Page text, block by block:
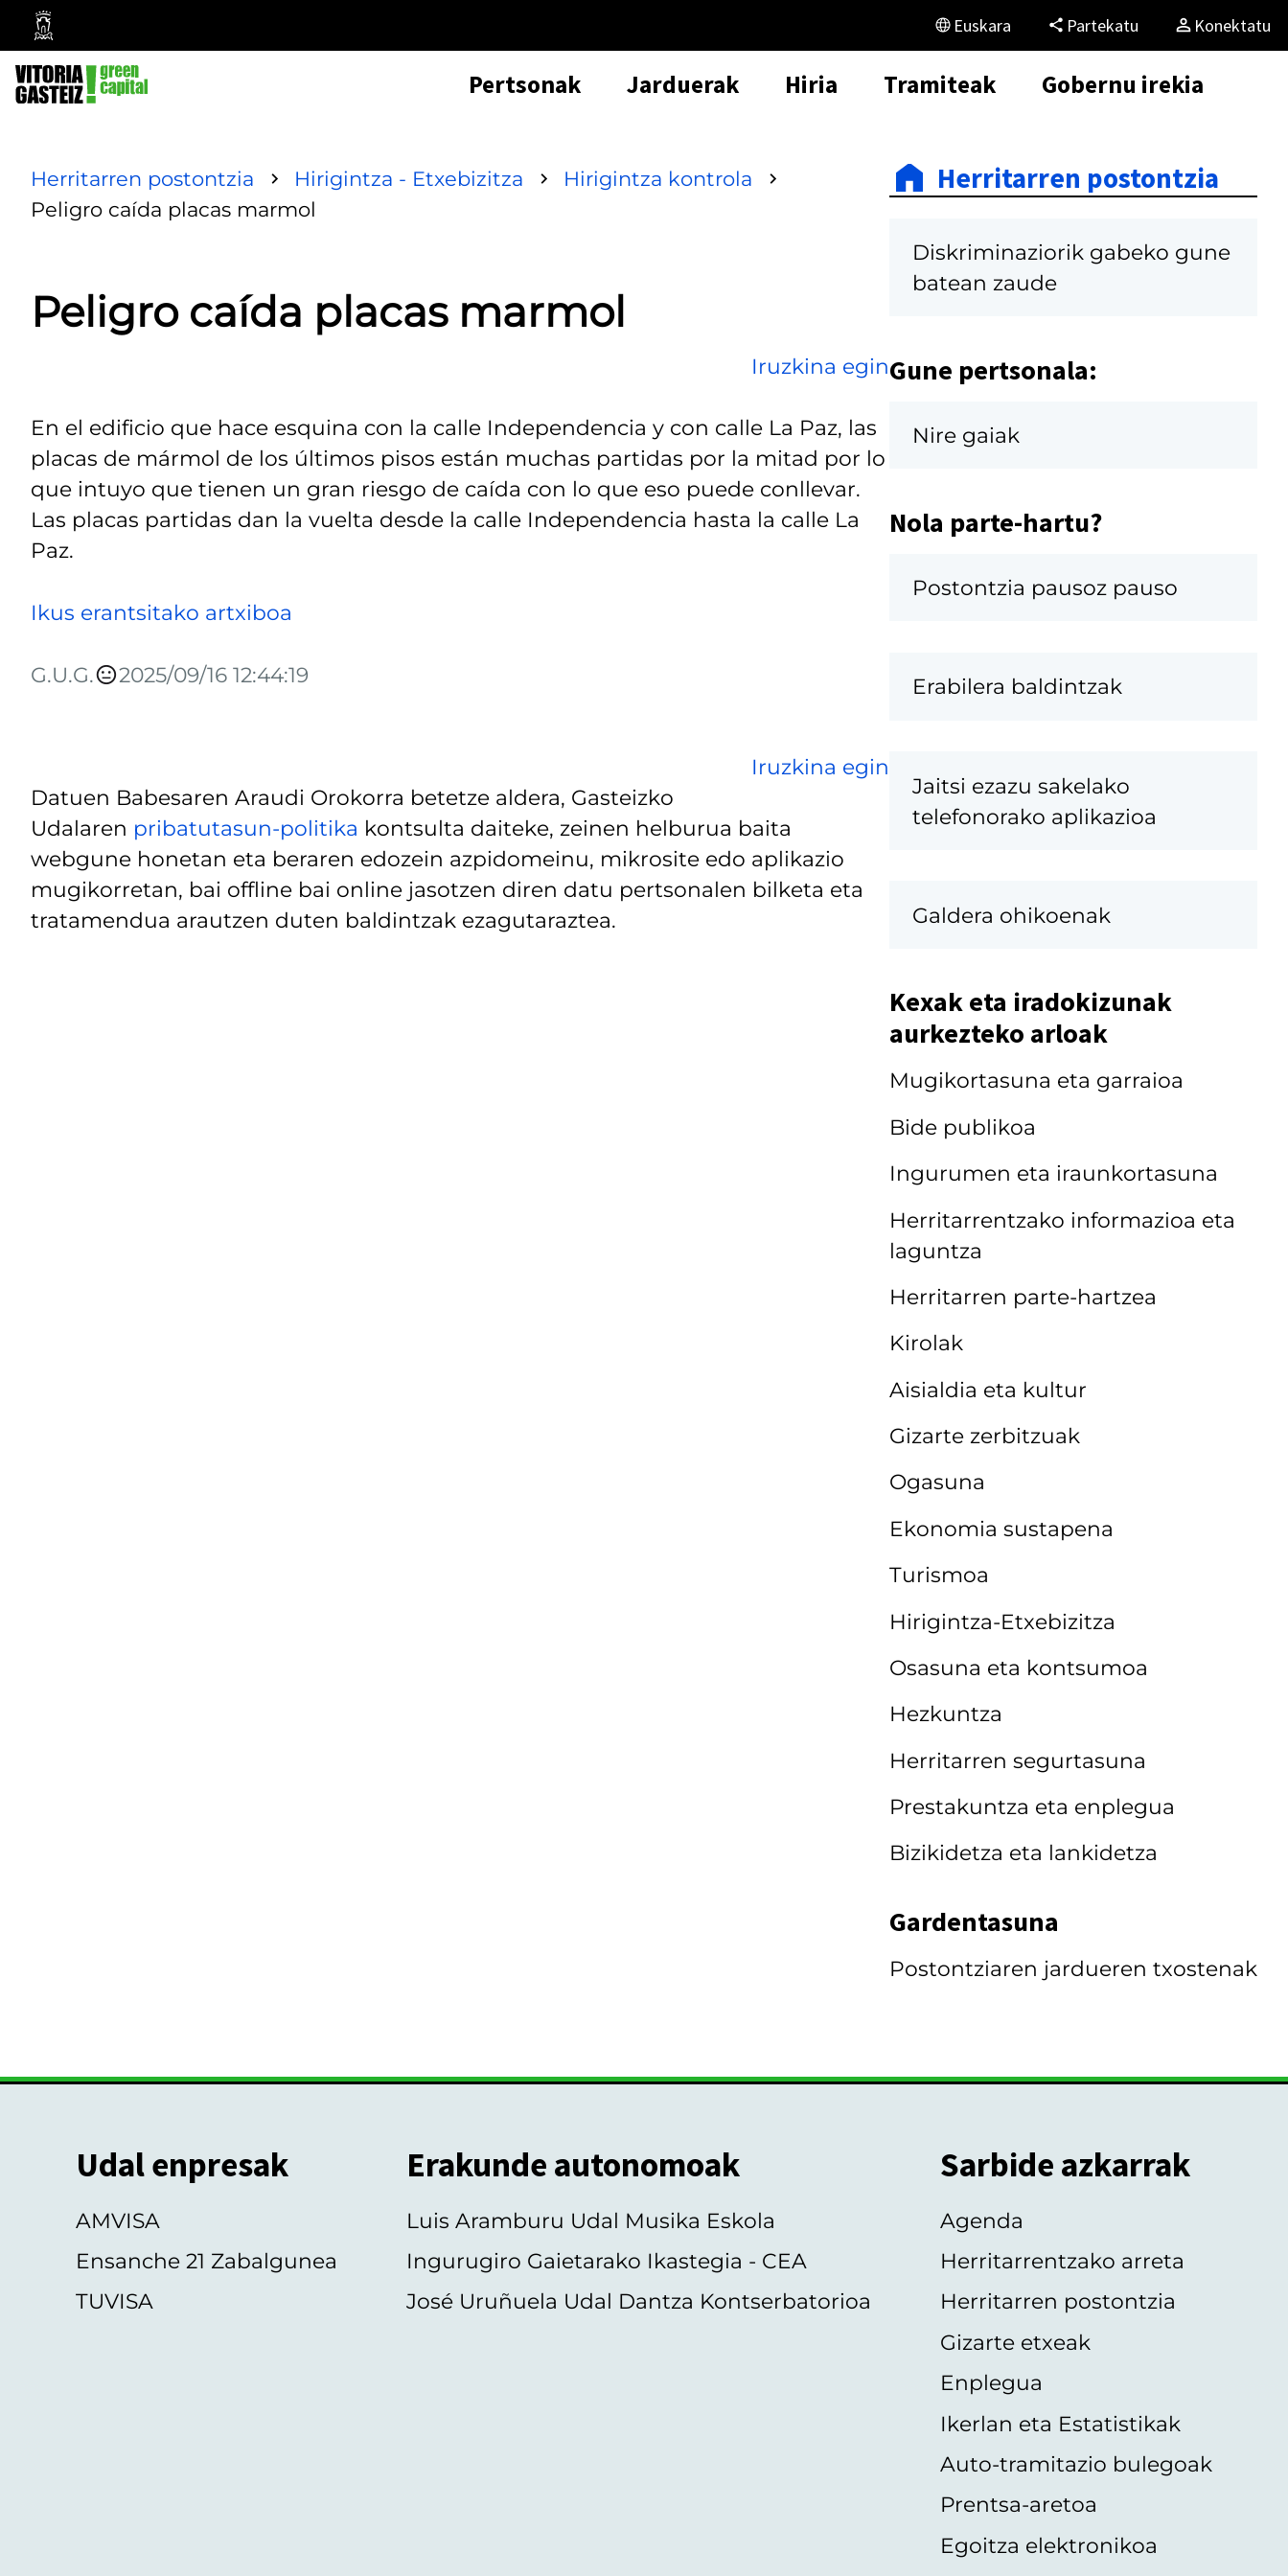
Vitoria-
Gasteizko
Udala
Euskara Partekatu Konektatu
Pertsonak Jarduerak Hiria Tramiteak Gobernu irekia
Herritarren postontzia Hirigintza - Etxebizitza
Hirigintza kontrola
Peligro caída placas marmol
Peligro caída placas marmol
Iruzkina egin
En el edificio que hace esquina con la calle Independencia y con calle La Paz, las
placas de mármol de los últimos pisos están muchas partidas por la mitad por lo
que intuyo que tienen un gran riesgo de caída con lo que eso puede conllevar.
Las placas partidas dan la vuelta desde la calle Independencia hasta la calle La
Paz.
Ikus erantsitako artxiboa
G.U.G. 2025/09/16 12:44:19
Iruzkina egin
Datuen Babesaren Araudi Orokorra betetze aldera, Gasteizko
Udalaren pribatutasun-politika kontsulta daiteke, zeinen helburua baita
webgune honetan eta beraren edozein azpidomeinu, mikrosite edo aplikazio
mugikorretan, bai offline bai online jasotzen diren datu pertsonalen bilketa eta
tratamendua arautzen duten baldintzak ezagutaraztea.
Herritarren postontzia
Diskriminaziorik gabeko gune
batean zaude
Gune pertsonala:
Nire gaiak
Nola parte-hartu?
Postontzia pausoz pauso
Erabilera baldintzak
Jaitsi ezazu sakelako
telefonorako aplikazioa
Galdera ohikoenak
Kexak eta iradokizunak
aurkezteko arloak
Mugikortasuna eta garraioa
Bide publikoa
Ingurumen eta iraunkortasuna
Herritarrentzako informazioa eta
laguntza
Herritarren parte-hartzea
Kirolak
Aisialdia eta kultur
Gizarte zerbitzuak
Ogasuna
Ekonomia sustapena
Turismoa
Hirigintza-Etxebizitza
Osasuna eta kontsumoa
Hezkuntza
Herritarren segurtasuna
Prestakuntza eta enplegua
Bizikidetza eta lankidetza
Gardentasuna
Postontziaren jardueren txostenak
Udal enpresak
AMVISA
Ensanche 21 Zabalgunea
TUVISA
Erakunde autonomoak
Luis Aramburu Udal Musika Eskola
Ingurugiro Gaietarako Ikastegia - CEA
José Uruñuela Udal Dantza Kontserbatorioa
Sarbide azkarrak
Agenda
Herritarrentzako arreta
Herritarren postontzia
Gizarte etxeak
Enplegua
Ikerlan eta Estatistikak
Auto-tramitazio bulegoak
Prentsa-aretoa
Egoitza elektronikoa